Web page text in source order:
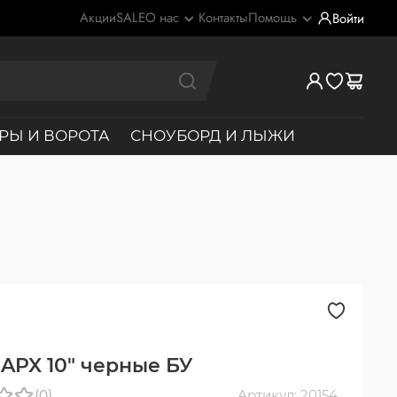
АкцииSALEО нас КонтактыПомощь Войти
И ВОРОТА СНОУБОРД И ЛЫЖИ
10" черные БУ